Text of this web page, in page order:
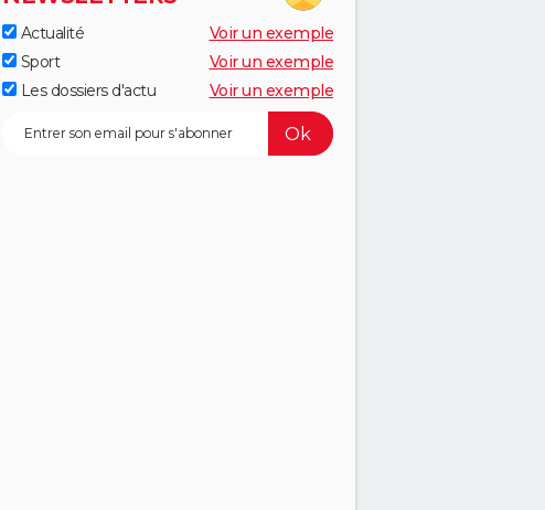
Actualité
Voir un exemple
Sport
Voir un exemple
Les dossiers d'actu
Voir un exemple